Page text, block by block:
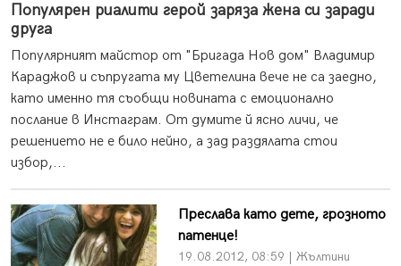
Популярен риалити герой заряза жена си заради
друга
Популярният майстор от "Бригада Нов дом" Владимир
Караджов и съпругата му Цветелина вече не са заедно,
като именно тя съобщи новината с емоционално
послание в Инстаграм. От думите й ясно личи, че
решението не е било нейно, а зад раздялата стои
избор,...
Преслава като дете, грозното
патенце!
19.08.2012, 08:59 | Жълтини